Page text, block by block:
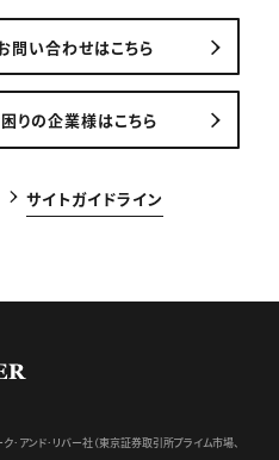
問い合わせはこちら
りの企業様はこちら
サイトガイドライン
･アンド･リバー社（東京証券取引所プライム市場、